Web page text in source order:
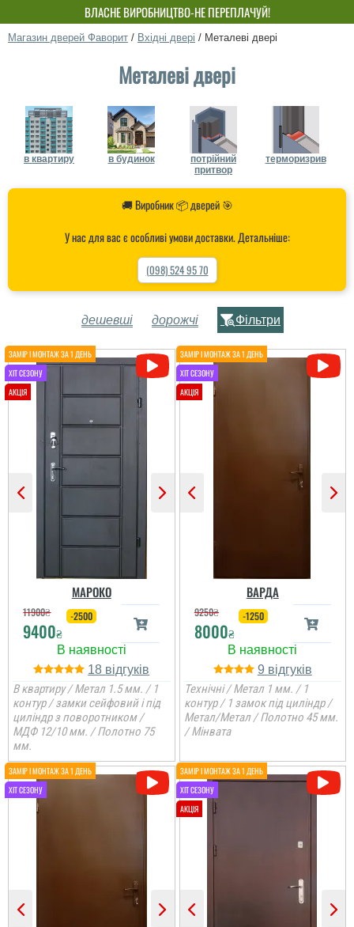
ВЛАСНЕ ВИРОБНИЦТВО-НЕ ПЕРЕПЛАЧУЙ!
Магазин дверей Фаворит / Вхідні двері / Металеві двері
Металеві двері
в квартиру в будинок
потрійний
притвор
терморизрив
🚚 Виробник 📦 дверей 🎯
У нас для вас є особливі умови доставки. Детальніше:
(098) 524 95 70
дешевші дорожчі Фільтри
МАРОКО
11900₴
9400₴
-2500
18
В квартиру / Метал 1.5 мм. / 1
контур / замки сейфовий і під
циліндр з поворотником /
МДФ 12/10 мм. / Полотно 75
мм.
ВАРДА
9250₴
8000₴
-1250
9
Технічні / Метал 1 мм. / 1
контур / 1 замок під циліндр /
Метал/Метал / Полотно 45 мм.
/ Мінвата